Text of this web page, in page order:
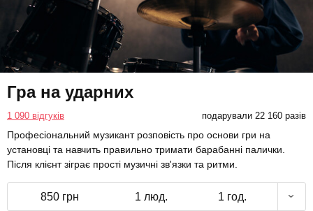
Гра на ударних
1 090 відгуків подарували 22 160 разів
Професіональний музикант розповість про основи гри на
установці та навчить правильно тримати барабанні палички.
Після клієнт зіграє прості музичні зв'язки та ритми.
850 грн 1 люд. 1 год.